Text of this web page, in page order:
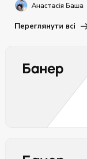
Анастасія Баша
Переглянути всі